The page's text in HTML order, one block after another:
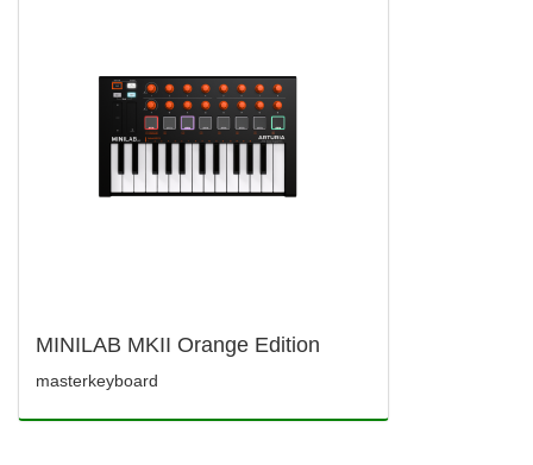
MINILAB MKII Orange Edition
masterkeyboard